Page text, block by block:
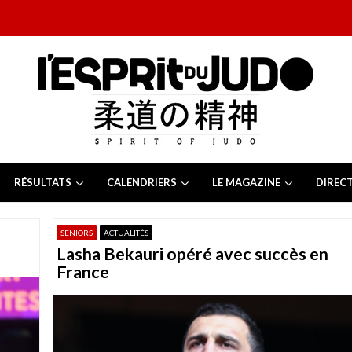
RÉSULTATS CALENDRIERS LE MAGAZINE
juillet 2026
juillet 2026
13 juillet 2026
Tchèque 20266 juillet 2026
SENIORS ACTUALITÉS
Lasha Bekauri opéré avec succès en
France